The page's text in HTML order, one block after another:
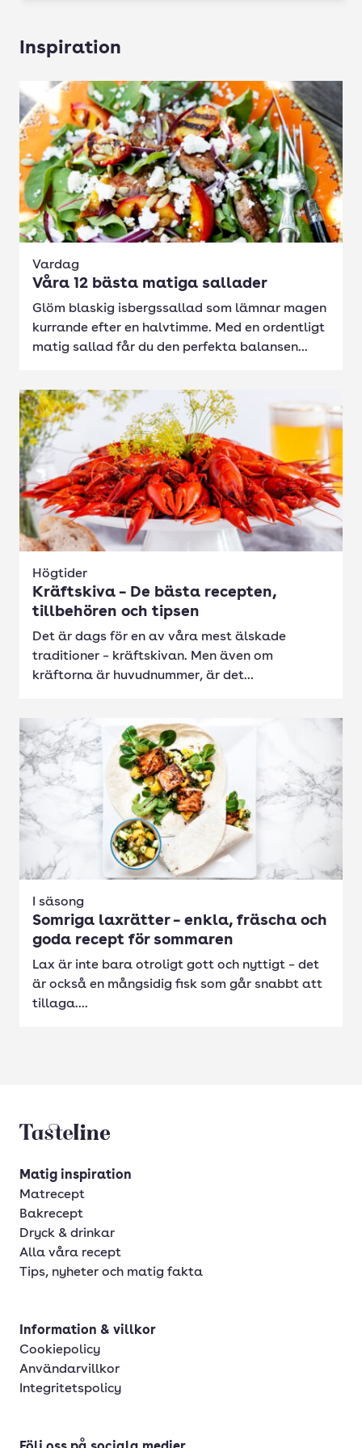
Inspiration
Vardag
Våra 12 bästa matiga sallader
Glöm blaskig isbergssallad som lämnar magen
kurrande efter en halvtimme. Med en ordentligt
matig sallad får du den perfekta balansen...
Högtider
Kräftskiva – De bästa recepten,
tillbehören och tipsen
Det är dags för en av våra mest älskade
traditioner – kräftskivan. Men även om
kräftorna är huvudnummer, är det...
I säsong
Somriga laxrätter – enkla, fräscha och
goda recept för sommaren
Lax är inte bara otroligt gott och nyttigt – det
är också en mångsidig fisk som går snabbt att
tillaga....
Tasteline startsida
Matig inspiration
Matrecept
Bakrecept
Dryck & drinkar
Alla våra recept
Tips, nyheter och matig fakta
Information & villkor
Cookiepolicy
Användarvillkor
Integritetspolicy